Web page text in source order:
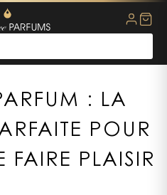
: LA
POUR
FAIRE PLAISIR